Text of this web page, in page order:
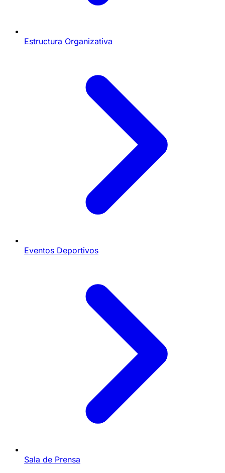
Estructura Organizativa
Eventos Deportivos
Sala de Prensa